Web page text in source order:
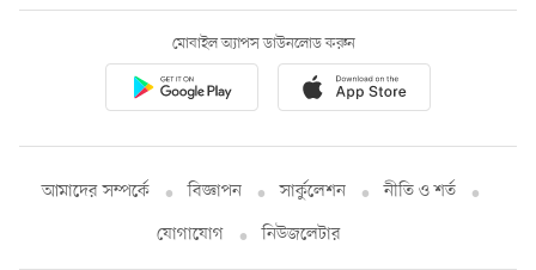
মোবাইল অ্যাপস ডাউনলোড করুন
আমাদের সম্পর্কে বিজ্ঞাপন সার্কুলেশন
নীতি ও শর্ত
যোগাযোগ
নিউজলেটার